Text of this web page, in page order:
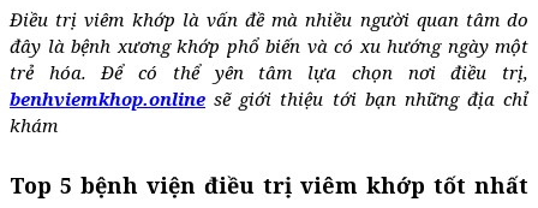
Điều trị viêm khớp là vấn đề mà nhiều người quan tâm do
đây là bệnh xương khớp phổ biến và có xu hướng ngày một
trẻ hóa. Để có thể yên tâm lựa chọn nơi điều trị,
benhviemkhop.online sẽ giới thiệu tới bạn những địa chỉ
khám
Top 5 bệnh viện điều trị viêm khớp tốt nhất